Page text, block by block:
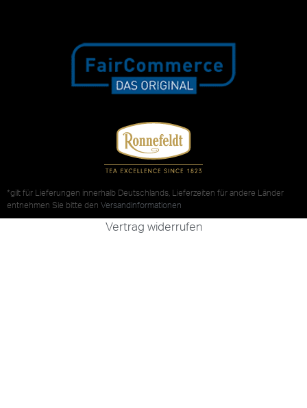
*gilt für Lieferungen innerhalb Deutschlands, Lieferzeiten für andere Länder
entnehmen Sie bitte den Versandinformationen
Vertrag widerrufen